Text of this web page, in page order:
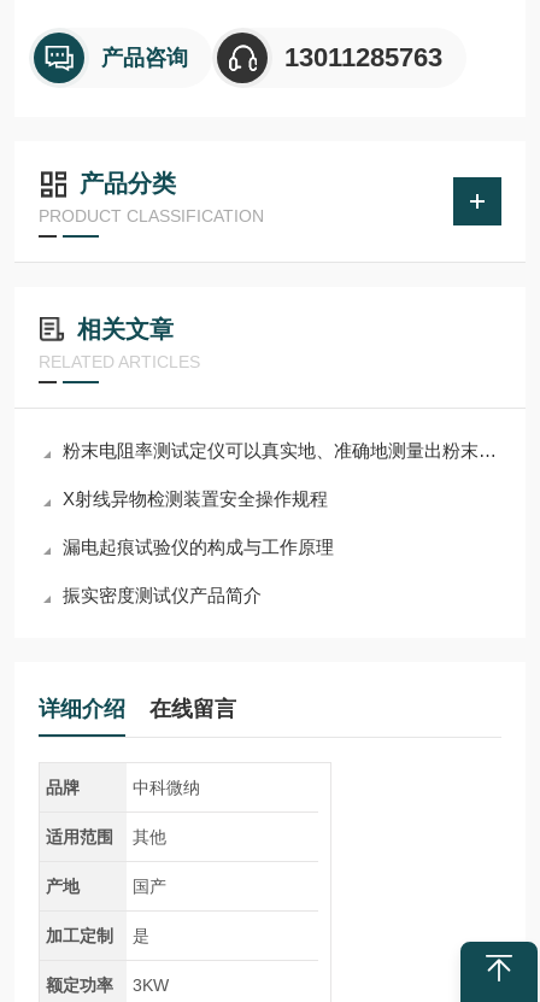
产品咨询 13011285763
产品分类
PRODUCT CLASSIFICATION
相关文章
RELATED ARTICLES
粉末电阻率测试定仪可以真实地、准确地测量出粉末样品的电阻率
X射线异物检测装置安全操作规程
漏电起痕试验仪的构成与工作原理
振实密度测试仪产品简介
详细介绍 在线留言
品牌 中科微纳
适用范围 其他
产地 国产
加工定制 是
额定功率 3KW